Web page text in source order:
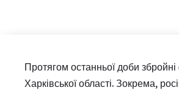
Протягом останньої доби збройні
Харківської області. Зокрема,